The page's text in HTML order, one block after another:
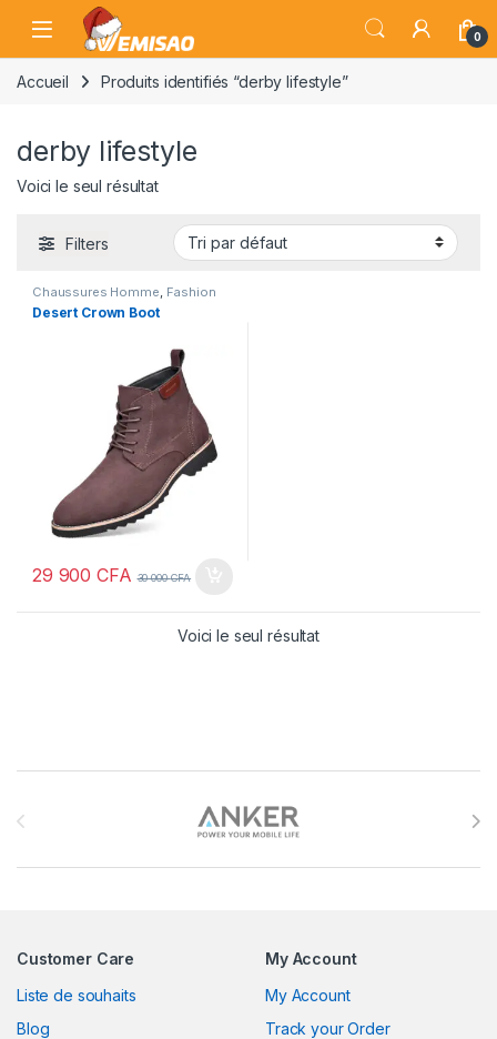
Skip to navigation
Skip to content
Open 0
Accueil Produits identifiés “derby lifestyle”
derby lifestyle
Voici le seul résultat
Filters
Chaussures Homme Fashion
Desert Crown Boot
29 900CFA 30 000CFA
Voici le seul résultat
Customer Care
Liste de souhaits
Blog
My Account
My Account
Track your Order